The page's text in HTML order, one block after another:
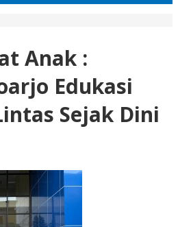
Anak :
Edukasi
Sejak Dini